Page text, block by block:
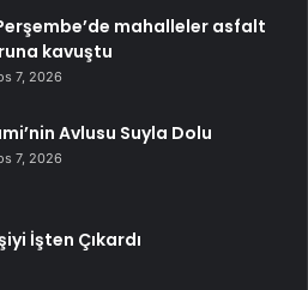
mahalleler asfalt
kavuştu
7, 2026
Avlusu Suyla Dolu
7, 2026
İşten Çıkardı